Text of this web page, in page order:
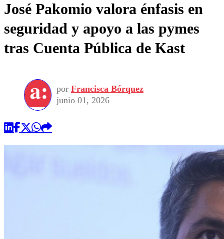
José Pakomio valora énfasis en
seguridad y apoyo a las pymes
tras Cuenta Pública de Kast
por Francisca Bórquez
junio 01, 2026